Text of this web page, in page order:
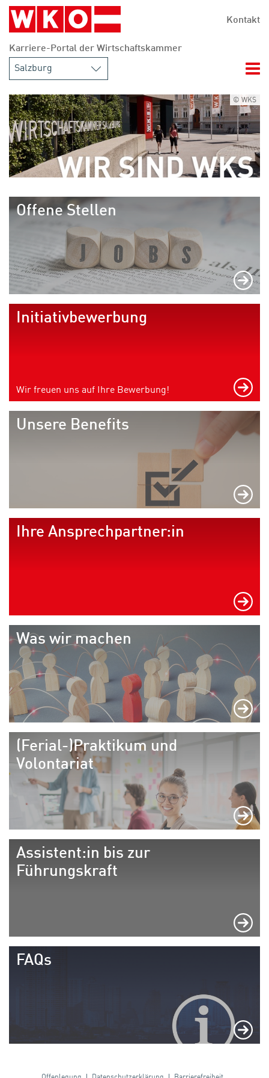
Zum Hauptinhalt springen
Zur Navigation springen
Zum Footer springen
Karriere-Portal der Wirtschaftskammer
Kontakt
Startseite Karriereportal Salzburg © WKS
Offene Stellen
Initiativbewerbung
Wir freuen uns auf Ihre Bewerbung!
Unsere Benefits
Ihre Ansprechpartner:in
Was wir machen
(Ferial-)Praktikum und
Volontariat
Assistent:in bis zur
Führungskraft
FAQs